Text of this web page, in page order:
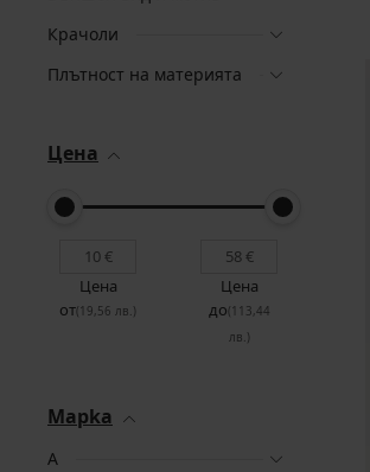
Крачоли
Плътност на материята
Цена
Цена
от(19,56 лв.)
Цена
до(113,44
лв.)
Mapka
A